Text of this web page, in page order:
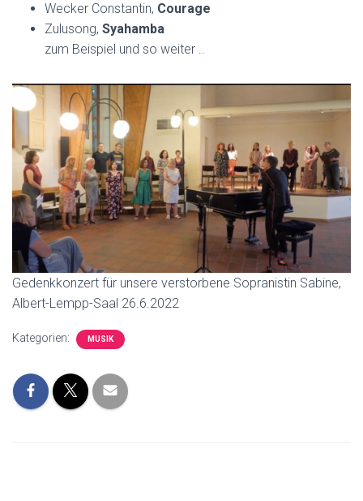
Wecker Constantin, Courage
Zulusong, Syahamba
zum Beispiel und so weiter ..
Gedenkkonzert für unsere verstorbene Sopranistin Sabine,
Albert-Lempp-Saal 26.6.2022
Kategorien: MUSIK